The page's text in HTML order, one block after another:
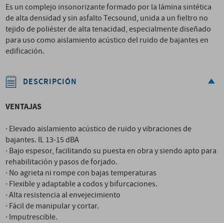
Es un complejo insonorizante formado por la lámina sintética
de alta densidad y sin asfalto Tecsound, unida a un fieltro no
tejido de poliéster de alta tenacidad, especialmente diseñado
para uso como aislamiento acústico del ruido de bajantes en
edificación.
DESCRIPCIÓN
VENTAJAS
· Elevado aislamiento acústico de ruido y vibraciones de
bajantes. IL 13-15 dBA
· Bajo espesor, facilitando su puesta en obra y siendo apto para
rehabilitación y pasos de forjado.
· No agrieta ni rompe con bajas temperaturas
· Flexible y adaptable a codos y bifurcaciones.
· Alta resistencia al envejecimiento
· Fácil de manipular y cortar.
· Imputrescible.